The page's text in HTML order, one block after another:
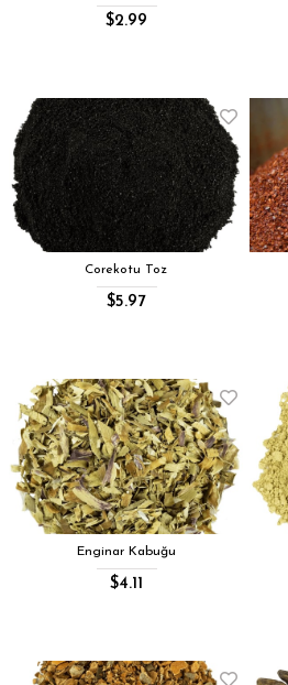
$2.99
Corekotu Toz
$5.97
Enginar Kabuğu
$4.11